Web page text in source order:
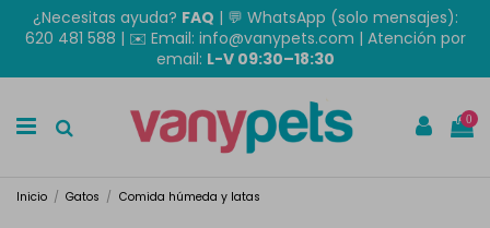
¿Necesitas ayuda? FAQ | 💬 WhatsApp (solo mensajes):
620 481 588 | ✉️ Email: info@vanypets.com | Atención por
email: L-V 09:30–18:30
0
Inicio Gatos Comida húmeda y latas